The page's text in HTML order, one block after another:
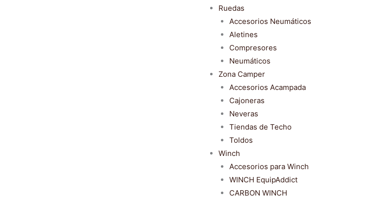
Ruedas
Accesorios Neumáticos
Aletines
Compresores
Neumáticos
Zona Camper
Accesorios Acampada
Cajoneras
Neveras
Tiendas de Techo
Toldos
Winch
Accesorios para Winch
WINCH EquipAddict
CARBON WINCH